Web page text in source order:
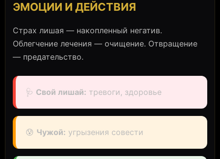
ЭМОЦИИ И ДЕЙСТВИЯ
Страх лишая — накопленный негатив.
Облегчение лечения — очищение. Отвращение
— предательство.
🩺 Свой лишай: тревоги, здоровье
😰 Чужой: угрызения совести